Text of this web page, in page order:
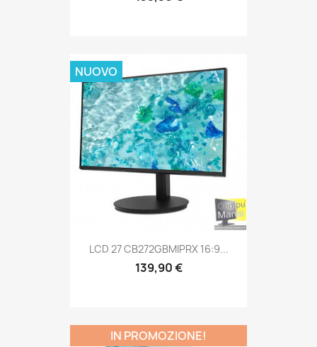
LCD 27 CB272GBMIPRX 16:9...
139,90 €
NUOVO
IN PROMOZIONE!